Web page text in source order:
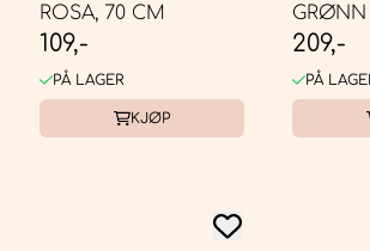
ROSA, 70 CM
109,-
PÅ LAGER
KJØP
GRØNN
CM
209,-
PÅ